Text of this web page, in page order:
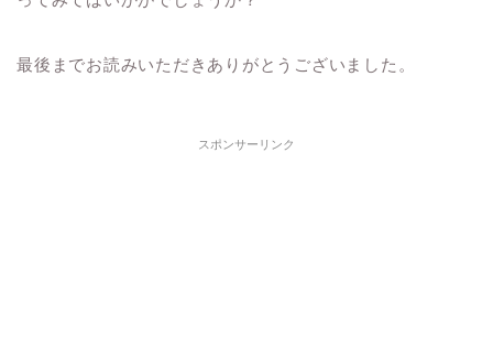
最後までお読みいただきありがとうございました。
スポンサーリンク